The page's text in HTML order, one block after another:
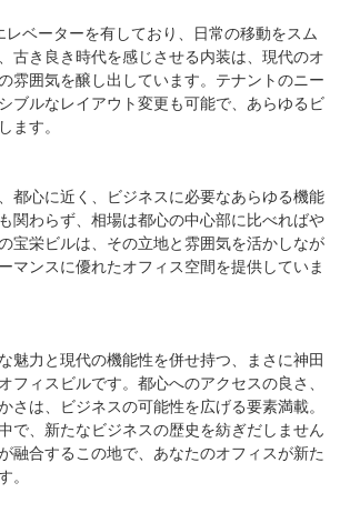
ベーターを有しており、日常の移動をスム
古き良き時代を感じさせる内装は、現代のオ
雰囲気を醸し出しています。テナントのニー
ブルなレイアウト変更も可能で、あらゆるビ
ます。
都心に近く、ビジネスに必要なあらゆる機能
関わらず、相場は都心の中心部に比べればや
宝栄ビルは、その立地と雰囲気を活かしなが
マンスに優れたオフィス空間を提供していま
魅力と現代の機能性を併せ持つ、まさに神田
フィスビルです。都心へのアクセスの良さ、
さは、ビジネスの可能性を広げる要素満載。
で、新たなビジネスの歴史を紡ぎだしません
融合するこの地で、あなたのオフィスが新た
。